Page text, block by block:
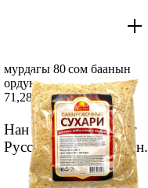
Нан күкүмдөрү 200г
Русский Аппетит1 дн.
мурдагы 80 сом баанын
ордуна 71,28 сом
71,28 сом 80 сом